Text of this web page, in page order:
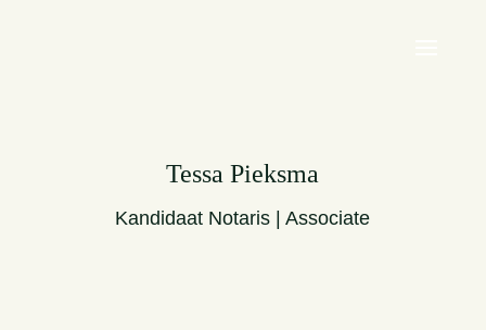
Tessa Pieksma
Kandidaat Notaris | Associate